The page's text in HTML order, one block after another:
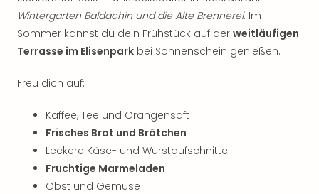
Wintergarten Baldachin und die Alte Brennerei. Im
Sommer kannst du dein Frühstück auf der weitläufigen
Terrasse im Elisenpark bei Sonnenschein genießen.
Freu dich auf:
Kaffee, Tee und Orangensaft
Frisches Brot und Brötchen
Leckere Käse- und Wurstaufschnitte
Fruchtige Marmeladen
Obst und Gemüse